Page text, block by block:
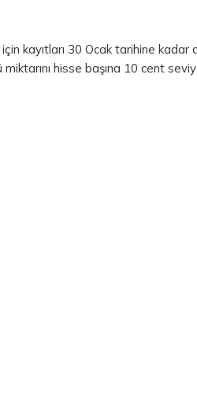
kayıtları 30 Ocak tarihine kadar
hisse başına 10 cent